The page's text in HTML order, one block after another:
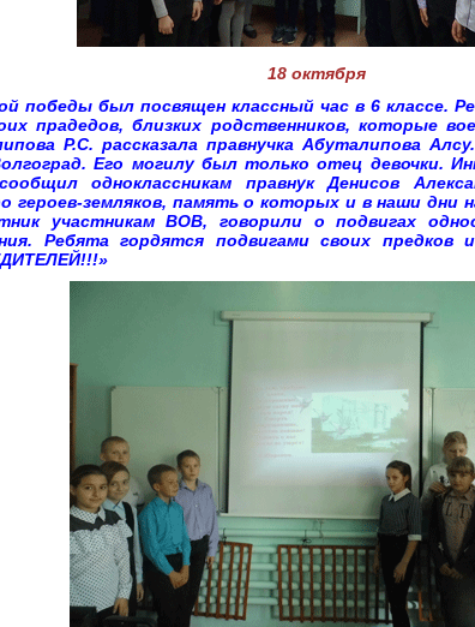
18 октября
победы был посвящен классный час в 6 классе.
прадедов, близких родственников, которые
Р.С. рассказала правнучка Абуталипова
Его могилу был только отец девочки.
одноклассникам правнук Денисов
героев-земляков, память о которых и в наши дни
участникам ВОВ, говорили о подвигах
Ребята гордятся подвигами своих